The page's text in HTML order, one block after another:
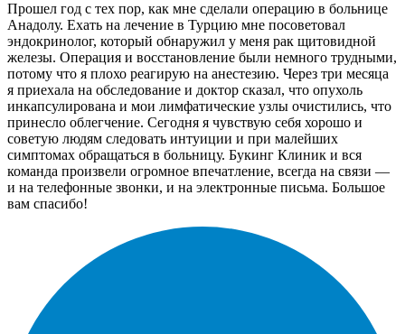
Прошел год с тех пор, как мне сделали операцию в больнице
Анадолу. Ехать на лечение в Турцию мне посоветовал
эндокринолог, который обнаружил у меня рак щитовидной
железы. Операция и восстановление были немного трудными,
потому что я плохо реагирую на анестезию. Через три месяца
я приехала на обследование и доктор сказал, что опухоль
инкапсулирована и мои лимфатические узлы очистились, что
принесло облегчение. Сегодня я чувствую себя хорошо и
советую людям следовать интуиции и при малейших
симптомах обращаться в больницу. Букинг Клиник и вся
команда произвели огромное впечатление, всегда на связи —
и на телефонные звонки, и на электронные письма. Большое
вам спасибо!